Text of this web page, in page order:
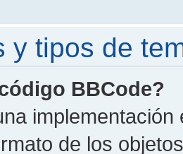
y tipos de
BBCode?
de los